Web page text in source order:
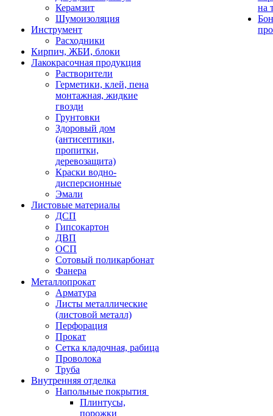
Керамзит
Шумоизоляция
Инструмент
Расходники
Кирпич, ЖБИ, блоки
Лакокрасочная продукция
Растворители
Герметики, клей, пена
монтажная, жидкие
гвозди
Грунтовки
Здоровый дом
(антисептики,
пропитки,
деревозащита)
Краски водно-
дисперсионные
Эмали
Листовые материалы
ДСП
Гипсокартон
ДВП
ОСП
Сотовый поликарбонат
Фанера
Металлопрокат
Арматура
Листы металлические
(листовой металл)
Перфорация
Прокат
Сетка кладочная, рабица
Проволока
Труба
Внутренняя отделка
Напольные покрытия
Плинтусы,
порожки
на